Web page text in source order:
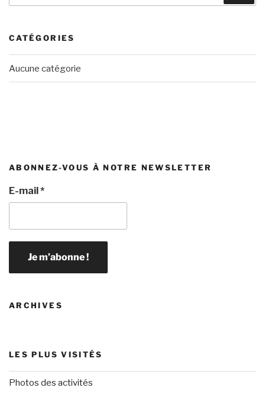
CATÉGORIES
Aucune catégorie
ABONNEZ-VOUS À NOTRE NEWSLETTER
E-mail*
ARCHIVES
LES PLUS VISITÉS
Photos des activités